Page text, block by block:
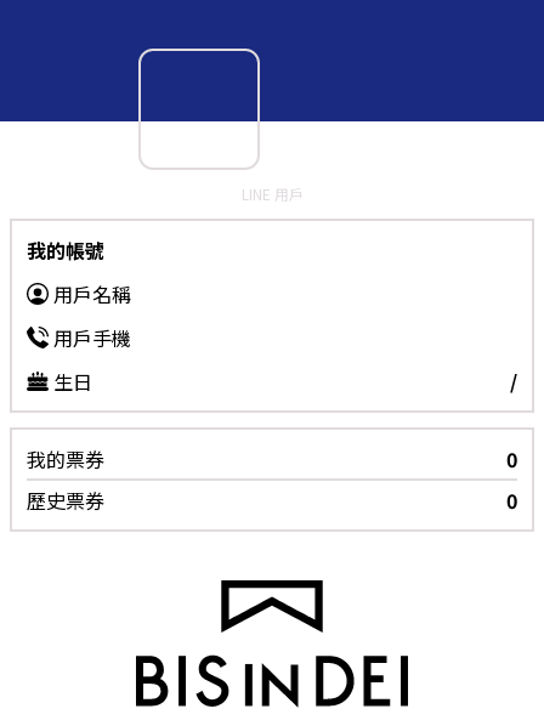
LINE 用戶
我的帳號
用戶名稱
用戶手機
生日
/
我的票券
0
歷史票券
0